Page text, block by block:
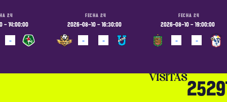
24
- 14:00:00
-
FECHA 24
2026-08-10 - 16:30:00
-
-
FECHA 24
2026-08-10 - 19:00:00
-
-
VISITAS